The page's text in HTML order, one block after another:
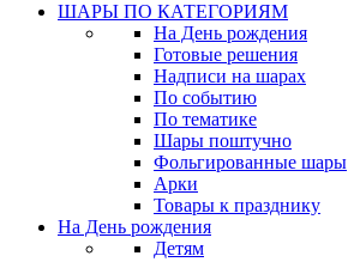
ШАРЫ ПО КАТЕГОРИЯМ
На День рождения
Готовые решения
Надписи на шарах
По событию
По тематике
Шары поштучно
Фольгированные шары
Арки
Товары к празднику
На День рождения
Детям